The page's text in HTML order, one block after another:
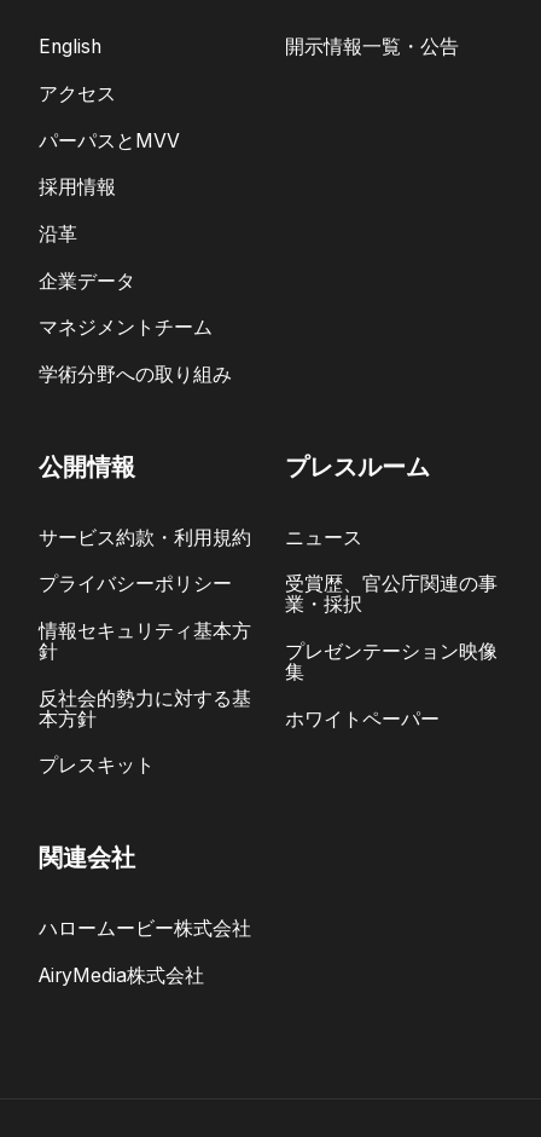
English
アクセス
パーパスとMVV
採用情報
沿革
企業データ
マネジメントチーム
学術分野への取り組み
開示情報一覧・公告
公開情報
サービス約款・利用規約
プライバシーポリシー
情報セキュリティ基本方
針
反社会的勢力に対する基
本方針
プレスキット
プレスルーム
ニュース
受賞歴、官公庁関連の事
業・採択
プレゼンテーション映像
集
ホワイトペーパー
関連会社
ハロームービー株式会社
AiryMedia株式会社